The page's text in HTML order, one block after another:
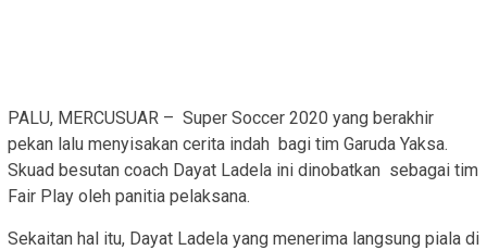
PALU, MERCUSUAR – Super Soccer 2020 yang berakhir
pekan lalu menyisakan cerita indah bagi tim Garuda Yaksa.
Skuad besutan coach Dayat Ladela ini dinobatkan sebagai tim
Fair Play oleh panitia pelaksana.
Sekaitan hal itu, Dayat Ladela yang menerima langsung piala di